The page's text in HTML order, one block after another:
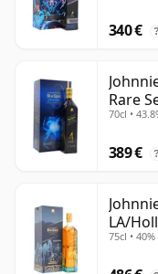
340 € ?
Rare
70cl •
389 € ?
LA/
75cl • 40%